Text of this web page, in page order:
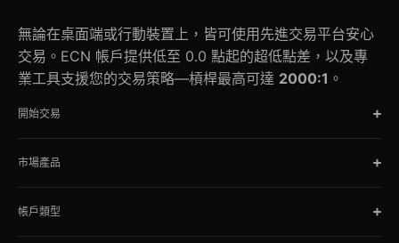
無論在桌面端或行動裝置上，皆可使用先進交易平台安心
交易。ECN 帳戶提供低至 0.0 點起的超低點差，以及專
業工具支援您的交易策略—槓桿最高可達 2000:1 。
開始交易
市場產品
帳戶類型